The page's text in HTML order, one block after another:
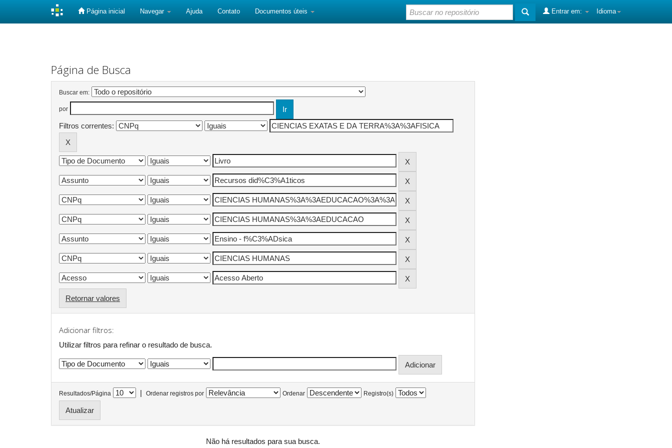
Página inicial Navegar Ajuda Contato Documentos úteis Idioma
Entrar em:
Página de Busca
Buscar em:
por
Filtros correntes:
Retornar valores
Adicionar filtros:
Utilizar filtros para refinar o resultado de busca.
Resultados/Página | Ordenar registros por Ordenar Registro(s)
Não há resultados para sua busca.